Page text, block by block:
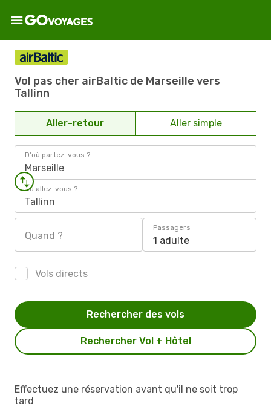
Vol pas cher airBaltic de Marseille vers
Tallinn
Aller-retour Aller simple
D'où partez-vous ?
Marseille
Où allez-vous ?
Tallinn
Quand ?
Passagers
1 adulte
Vols directs
Rechercher Vol + Hôtel
Rechercher des vols
Effectuez une réservation avant qu'il ne soit trop
tard